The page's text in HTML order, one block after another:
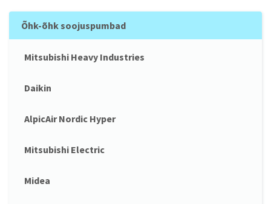
Õhk-õhk soojuspumbad
Mitsubishi Heavy Industries
Daikin
AlpicAir Nordic Hyper
Mitsubishi Electric
Midea